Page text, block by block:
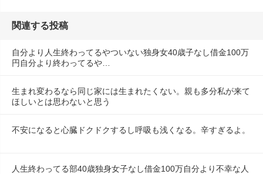
関連する投稿
自分より人生終わってるやついない独身女40歳子なし借金100万
円自分より終わってるや…
生まれ変わるなら同じ家には生まれたくない。親も多分私が来て
ほしいとは思わないと思う
不安になると心臓ドクドクするし呼吸も浅くなる。辛すぎるよ。
人生終わってる部40歳独身女子なし借金100万自分より不幸な人